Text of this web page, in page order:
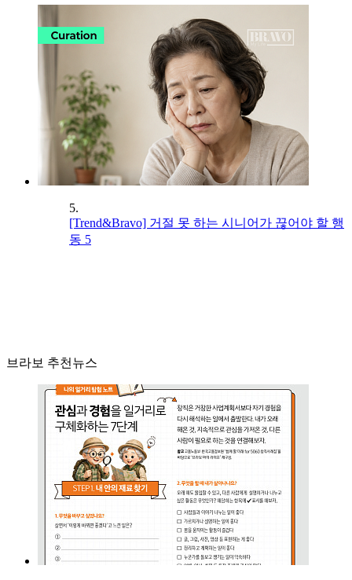
5.
[Trend&Bravo] 거절 못 하는 시니어가 끊어야 할 행
동 5
브라보 추천뉴스